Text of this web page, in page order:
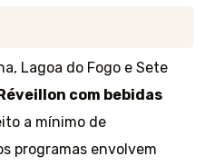
Lagoa do Fogo e Sete
com bebidas
a mínimo de
programas envolvem